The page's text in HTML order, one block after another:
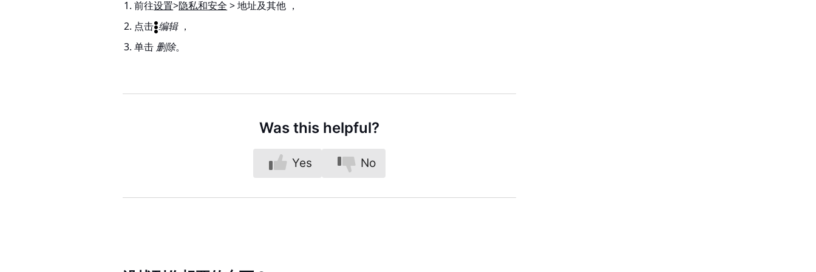
前往设置>隐私和安全 >地址及其他 ，
点击 编辑，
单击 删除。
Was this helpful?
Yes No